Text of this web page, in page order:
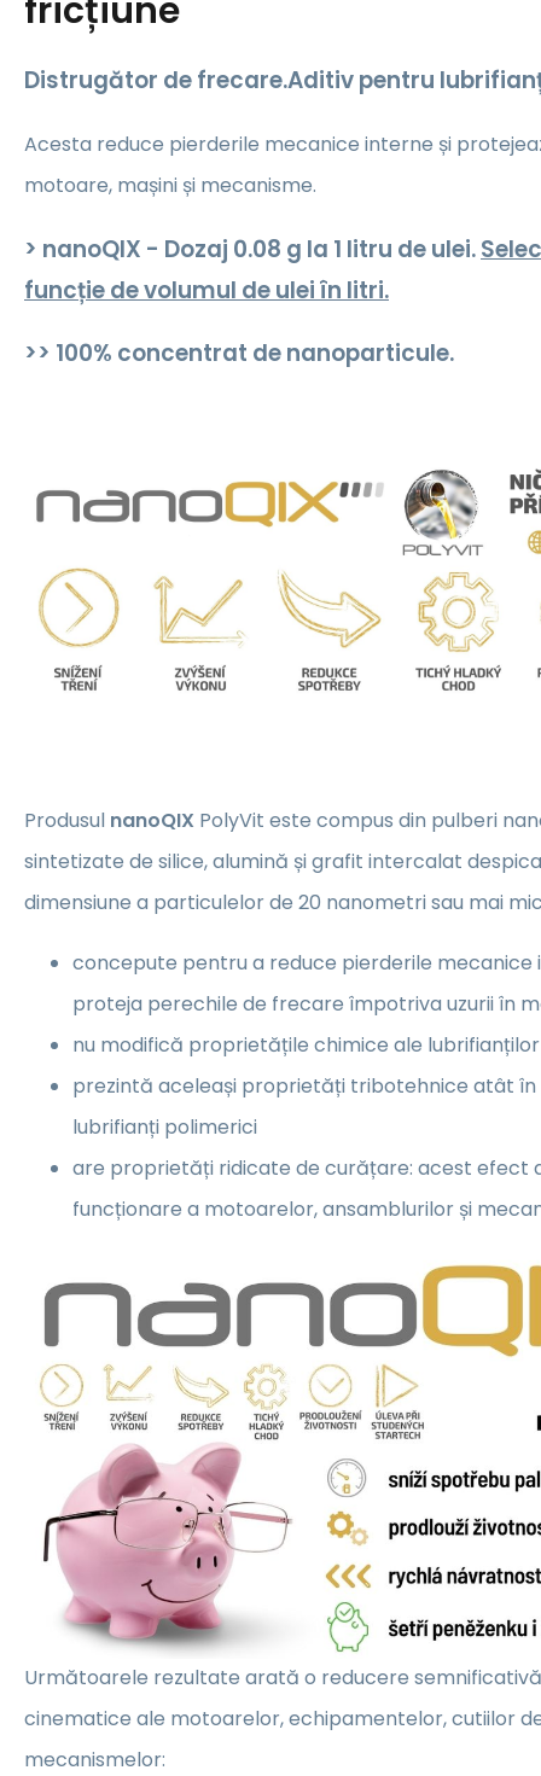
fricțiune
Distrugător de frecare.Aditiv pentru
Acesta reduce pierderile mecanice interne și
motoare, mașini și mecanisme.
> nanoQIX - Dozaj 0.08 g la 1 litru de ulei.
funcție de volumul de ulei în litri.
>> 100% concentrat de nanoparticule.
Produsul nanoQIX PolyVit este compus din pulberi
sintetizate de silice, alumină și grafit intercalat
dimensiune a particulelor de 20 nanometri sau mai
concepute pentru a reduce pierderile mecanice
proteja perechile de frecare împotriva uzurii în
nu modifică proprietățile chimice ale lubrifianților
prezintă aceleași proprietăți tribotehnice atât în
lubrifianți polimerici
are proprietăți ridicate de curățare: acest efect
funcționare a motoarelor, ansamblurilor și
Următoarele rezultate arată o reducere
cinematice ale motoarelor, echipamentelor, cutiilor
mecanismelor: